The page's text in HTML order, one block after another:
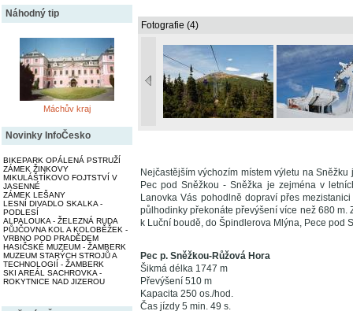
Náhodný tip
Máchův kraj
Novinky InfoČesko
BIKEPARK OPÁLENÁ PSTRUŽÍ
ZÁMEK ŽINKOVY
MIKULÁŠTÍKOVO FOJTSTVÍ V
JASENNÉ
ZÁMEK LEŠANY
LESNÍ DIVADLO SKALKA -
PODLESÍ
ALPALOUKA - ŽELEZNÁ RUDA
PŮJČOVNA KOL A KOLOBĚŽEK -
VRBNO POD PRADĚDEM
HASIČSKÉ MUZEUM - ŽAMBERK
MUZEUM STARÝCH STROJŮ A
TECHNOLOGIÍ - ŽAMBERK
SKI AREÁL SACHROVKA -
ROKYTNICE NAD JIZEROU
Fotografie (4)
Nejčastějším výchozím místem výletu na
Pec pod Sněžkou - Sněžka je zejména v
Lanovka Vás pohodlně dopraví přes
půlhodinky překonáte převýšení více než 680 m.
k Luční boudě, do Špindlerova Mlýna, Pece pod
Pec p. Sněžkou-Růžová Hora
Šikmá délka 1747 m
Převýšení 510 m
Kapacita 250 os./hod.
Čas jízdy 5 min. 49 s.